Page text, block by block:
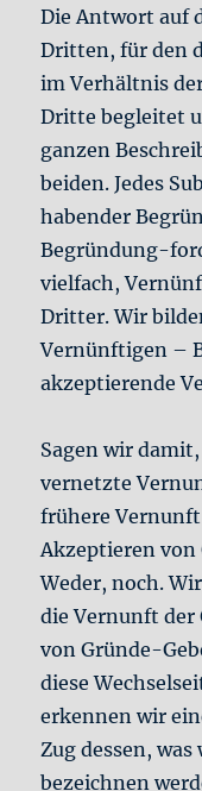
Die Antwort auf
Dritten, für den
im Verhältnis
Dritte begleitet
ganzen
beiden. Jedes
habender
Begründung-
vielfach,
Dritter. Wir
Vernünftigen –
akzeptierende
Sagen wir
vernetzte
frühere
Akzeptieren von
Weder, noch.
die Vernunft der
von Gründe-
diese
erkennen wir
Zug dessen,
bezeichnen